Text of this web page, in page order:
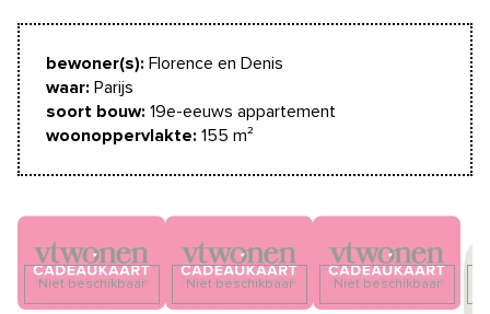
bewoner(s): Florence en Denis
waar: Parijs
soort bouw: 19e-eeuws appartement
woonoppervlakte: 155 m²
Niet beschikbaar Niet beschikbaar Niet beschikbaar